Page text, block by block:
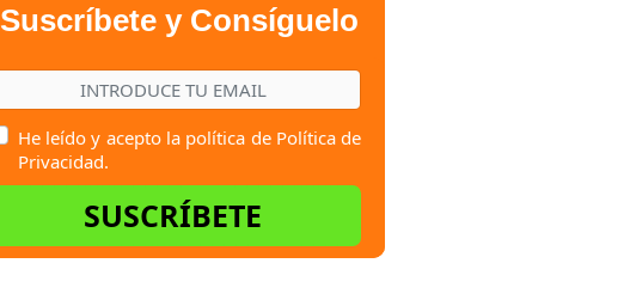
Suscríbete y Consíguelo
He leído y acepto la política de Política de
Privacidad.
SUSCRÍBETE